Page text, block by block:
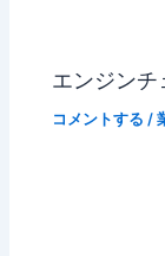
エンジン
コメントする /